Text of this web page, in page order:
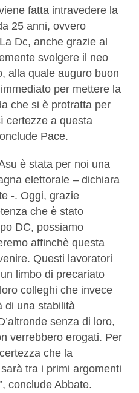
fatta intravedere la
25 anni, ovvero
Dc, anche grazie al
svolgere il neo
alla quale auguro buon
per mettere la
che si è protratta per
certezze a questa
Pace.
è stata per noi una
elettorale – dichiara
-. Oggi, grazie
che è stato
DC, possiamo
affinchè questa
Questi lavoratori
limbo di precariato
colleghi che invece
di una stabilità
senza di loro,
verrebbero erogati. Per
che la
tra i primi argomenti
conclude Abbate.